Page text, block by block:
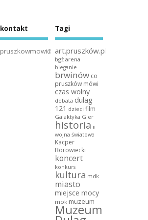
kontakt
pruszkowmowi@gmail.com
Tagi
art.pruszków.pl
bgż arena
bieganie
brwinów co
pruszków mówi
czas wolny
debata dulag
121 dzieci film
Galaktyka Gier
historia ii
wojna światowa
Kacper
Borowiecki
koncert
konkurs
kultura mdk
miasto
miejsce mocy
mok muzeum
Muzeum